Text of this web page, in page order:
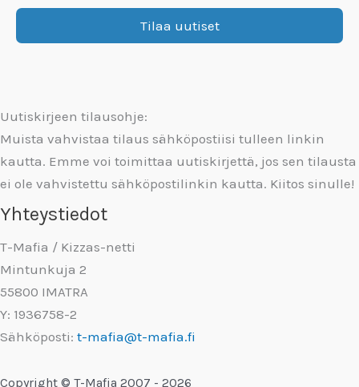
Uutiskirjeen tilausohje:
Muista vahvistaa tilaus sähköpostiisi tulleen linkin
kautta. Emme voi toimittaa uutiskirjettä, jos sen tilausta
ei ole vahvistettu sähköpostilinkin kautta. Kiitos sinulle!
Yhteystiedot
T-Mafia / Kizzas-netti
Mintunkuja 2
55800 IMATRA
Y: 1936758-2
Sähköposti: t-mafia@t-mafia.fi
Copyright © T-Mafia 2007 - 2026